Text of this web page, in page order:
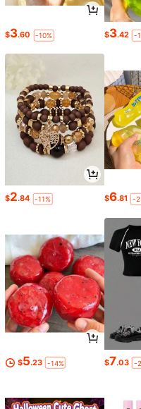
$3.60 -10% $3.42 -
$2.84 -11% $6.81 -
$5.23 -14% $7.03 -